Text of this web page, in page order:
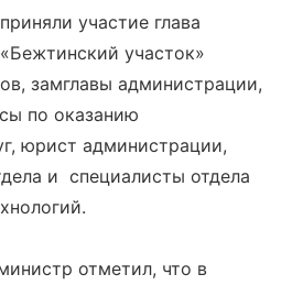
участие глава
участок»
замглавы администрации,
по оказанию
юрист администрации,
и специалисты отдела
отметил, что в